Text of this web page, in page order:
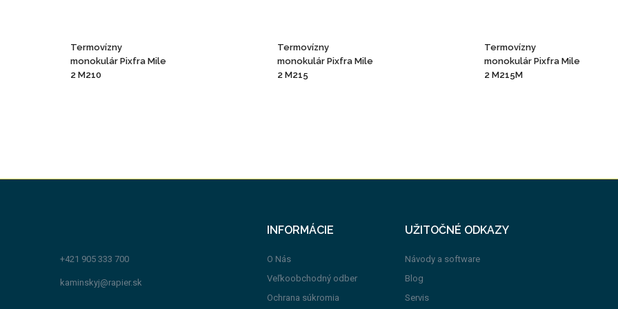
Termovízny
monokulár Pixfra Mile
2 M210
Termovízny
monokulár Pixfra Mile
2 M215
Termovízny
monokulár Pixfra Mile
2 M215M
+421 905 333 700
kaminskyj@rapier.sk
INFORMÁCIE
O Nás
Veľkoobchodný odber
Ochrana súkromia
UŽITOČNÉ ODKAZY
Návody a software
Blog
Servis